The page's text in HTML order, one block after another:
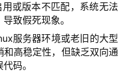
或版本不匹配，系统无法
致假死现象。
服务器环境或老旧的大型
高稳定性，但缺乏双向通
码。